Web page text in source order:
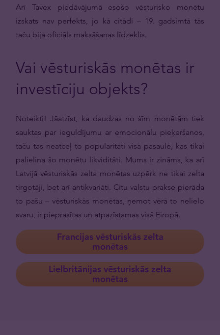
Arī Tavex piedāvājumā esošo vēsturisko monētu
izskats nav perfekts, jo kā citādi – 19. gadsimtā tās
taču bija oficiāls maksāšanas līdzeklis.
Vai vēsturiskās monētas ir
investīciju objekts?
Noteikti! Jāatzīst, ka daudzas no šīm monētām tiek
sauktas par ieguldījumu ar emocionālu pieķeršanos,
taču tas neatceļ to popularitāti visā pasaulē, kas tikai
palielina šo monētu likviditāti. Mums ir zināms, ka arī
Latvijā vēsturiskās zelta monētas uzpērk ne tikai zelta
tirgotāji, bet arī antikvariāti. Citu valstu prakse pierāda
to pašu – vēsturiskās monētas, ņemot vērā to nelielo
svaru, ir pieprasītas un atpazīstamas visā Eiropā.
Francijas vēsturiskās zelta
monētas
Lielbritānijas vēsturiskās zelta
monētas